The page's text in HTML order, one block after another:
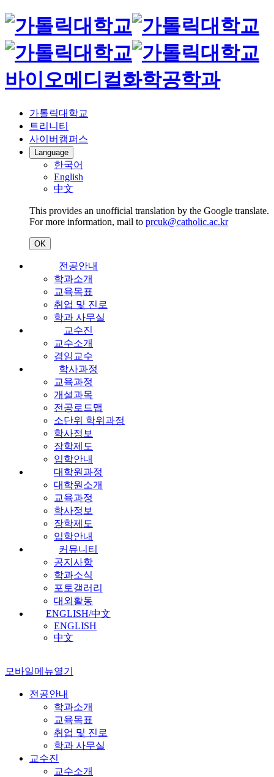
바이오메디컬화학공학과
가톨릭대학교
트리니티
사이버캠퍼스
Language
한국어
English
中文
This provides an unofficial translation by the Google translate.
For more information, mail to prcuk@catholic.ac.kr
OK
전공안내
학과소개
교육목표
취업 및 진로
학과 사무실
교수진
교수소개
겸임교수
학사과정
교육과정
개설과목
전공로드맵
소단위 학위과정
학사정보
장학제도
입학안내
대학원과정
대학원소개
교육과정
학사정보
장학제도
입학안내
커뮤니티
공지사항
학과소식
포토갤러리
대외활동
ENGLISH/中文
ENGLISH
中文
모바일메뉴열기
전공안내
학과소개
교육목표
취업 및 진로
학과 사무실
교수진
교수소개